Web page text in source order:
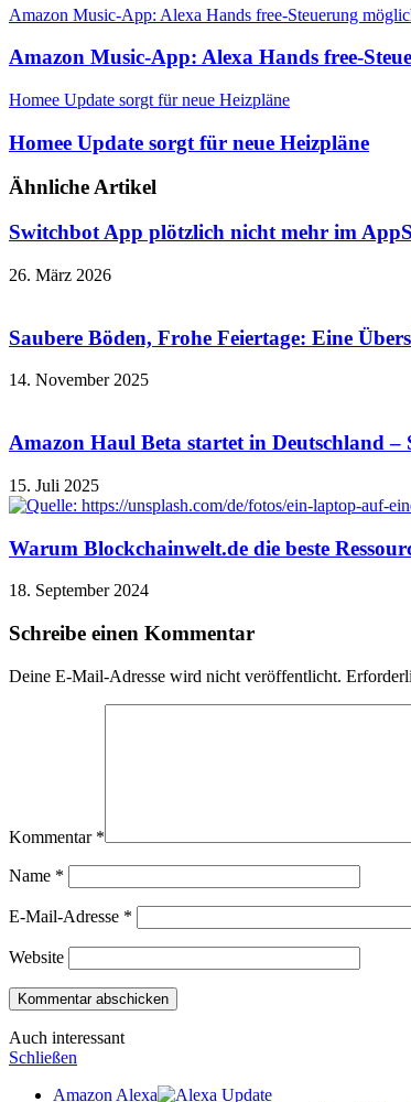
Amazon Music-App: Alexa Hands free-Steuerung
Amazon Music-App: Alexa Hands free-
Homee Update sorgt für neue Heizpläne
Homee Update sorgt für neue Heizpläne
Ähnliche Artikel
Switchbot App plötzlich nicht mehr im
26. März 2026
Saubere Böden, Frohe Feiertage: Eine
14. November 2025
Amazon Haul Beta startet in Deutschland
15. Juli 2025
Warum Blockchainwelt.de die beste
18. September 2024
Schreibe einen Kommentar
Deine E-Mail-Adresse wird nicht veröffentlicht.
Kommentar *
Name *
E-Mail-Adresse *
Website
Auch interessant
Schließen
Amazon Alexa